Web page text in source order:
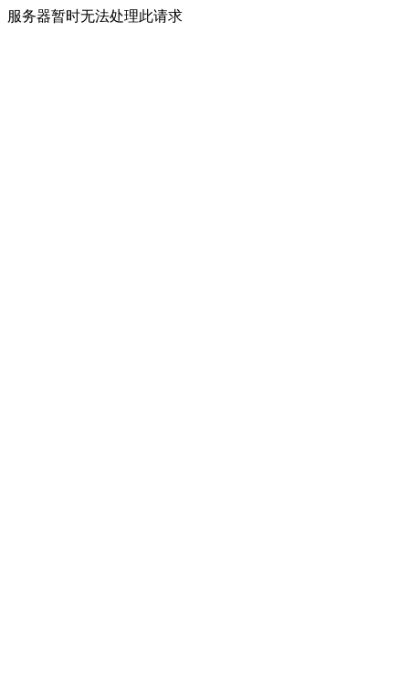
服务器暂时无法处理此请求